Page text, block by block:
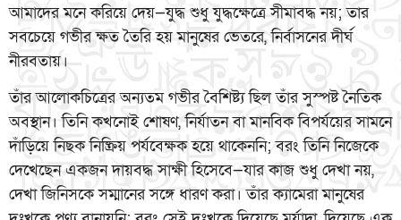
আমাদের মনে করিয়ে দেয়—যুদ্ধ শুধু যুদ্ধক্ষেত্রে সীমাবদ্ধ নয়; তার
সবচেয়ে গভীর ক্ষত তৈরি হয় মানুষের ভেতরে, নির্বাসনের দীর্ঘ
নীরবতায়।
তাঁর আলোকচিত্রের অন্যতম গভীর বৈশিষ্ট্য ছিল তাঁর সুস্পষ্ট নৈতিক
অবস্থান। তিনি কখনোই শোষণ, নির্যাতন বা মানবিক বিপর্যয়ের সামনে
দাঁড়িয়ে নিছক নিষ্ক্রিয় পর্যবেক্ষক হয়ে থাকেননি; বরং তিনি নিজেকে
দেখেছেন একজন দায়বদ্ধ সাক্ষী হিসেবে—যার কাজ শুধু দেখা নয়,
দেখা জিনিসকে সম্মানের সঙ্গে ধারণ করা। তাঁর ক্যামেরা মানুষের